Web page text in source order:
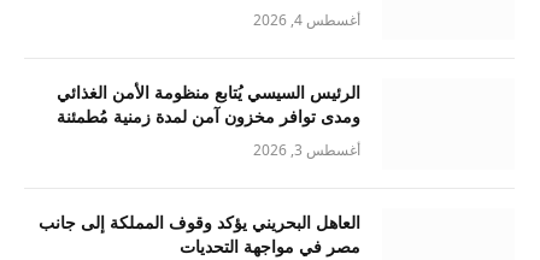
أغسطس 4, 2026
الرئيس السيسي يُتابع منظومة الأمن الغذائي
ومدى توافر مخزون آمن لمدة زمنية مُطمئنة
أغسطس 3, 2026
العاهل البحريني يؤكد وقوف المملكة إلى جانب
مصر في مواجهة التحديات